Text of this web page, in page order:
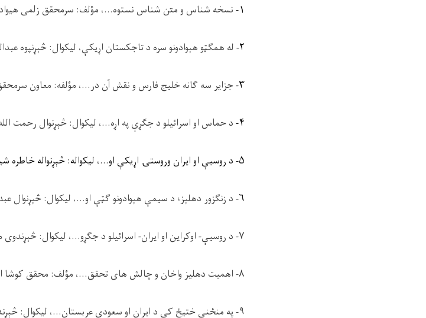
۱- نسخه شناس و متن شناس نستوه...، مؤلف: سرمحقق زلمی
۲- له همګټو هېوادونو سره د تاجکستان اړيکې، ليکوال: څېړنپوه
۳-جزاير سه ګانه خليج فارس و نقش آن در...، مؤلفه: معاون
۴-د حماس او اسرائيلو د جګړې په اړه...، ليکوال: څېړنوال رحمت
۵-د روسيې او ايران وروستۍ اړيکې او...، ليکواله: څېړنواله خاطره
۶- د زنګزور دهلېز؛ د سيمې هېوادونو ګټې او...، ليکوال: څېړنوال
۷- د روسيې- اوکراين او ايران- اسرائيلو د جګړو...، ليکوال: څېړندوی محمداسماعيل اميري.
۸- اهميت دهليز واخان و چالش های تحقق...، مؤلف: محقق کوشا اکبری.
۹- په منځني ختيځ کې د ايران او سعودي عربستان...، ليکوال: څېړندوی عاشق الله اخلاصيار.